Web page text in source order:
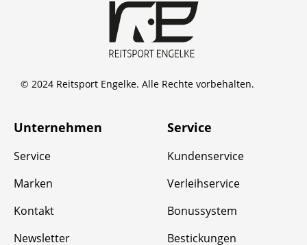
© 2024 Reitsport Engelke. Alle Rechte vorbehalten.
Unternehmen
Service
Marken
Kontakt
Newsletter
Service
Kundenservice
Verleihservice
Bonussystem
Bestickungen